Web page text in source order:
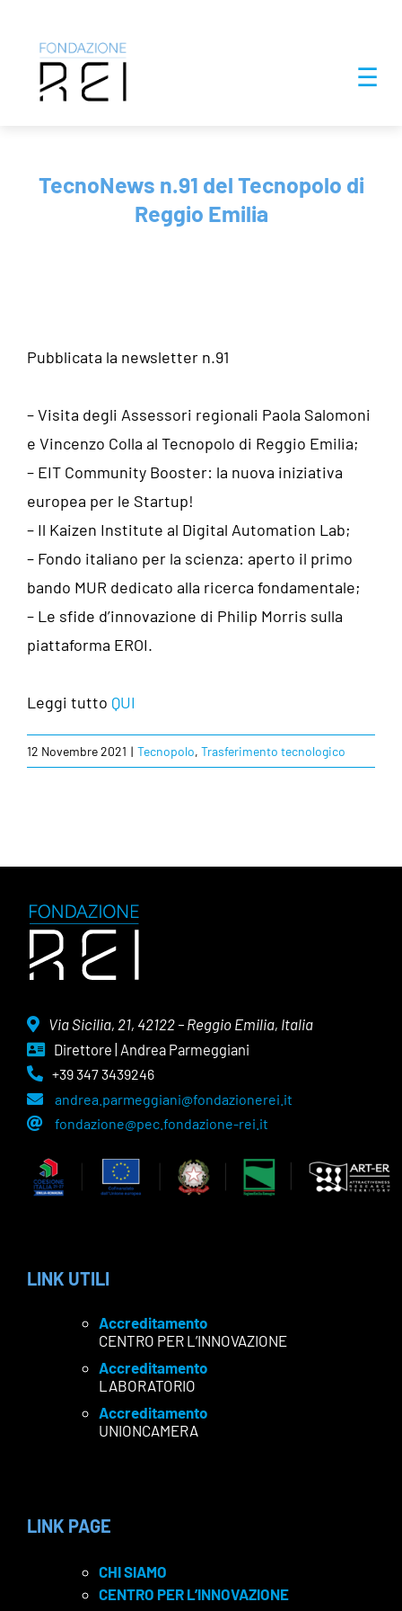
☰
TecnoNews n.91 del Tecnopolo di
Reggio Emilia
Pubblicata la newsletter n.91
– Visita degli Assessori regionali Paola Salomoni
e Vincenzo Colla al Tecnopolo di Reggio Emilia;
– EIT Community Booster: la nuova iniziativa
europea per le Startup!
– Il Kaizen Institute al Digital Automation Lab;
– Fondo italiano per la scienza: aperto il primo
bando MUR dedicato alla ricerca fondamentale;
– Le sfide d’innovazione di Philip Morris sulla
piattaforma EROI.
Leggi tutto QUI
12 Novembre 2021 | Tecnopolo, Trasferimento tecnologico
Via Sicilia, 21, 42122 – Reggio Emilia, Italia
Direttore | Andrea Parmeggiani
+39 347 3439246
andrea.parmeggiani@fondazionerei.it
fondazione@pec.fondazione-rei.it
LINK UTILI
Accreditamento
CENTRO PER L’INNOVAZIONE
Accreditamento
LABORATORIO
Accreditamento
UNIONCAMERA
LINK PAGE
CHI SIAMO
CENTRO PER L’INNOVAZIONE